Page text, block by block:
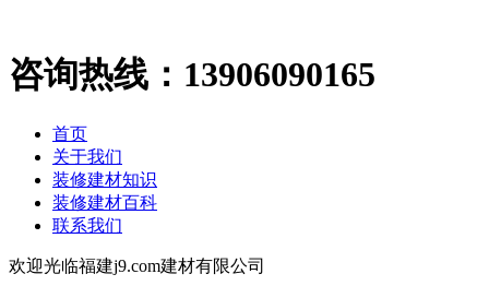
咨询热线： 13906090165
首页
关于我们
装修建材知识
装修建材百科
联系我们
欢迎光临福建j9.com建材有限公司